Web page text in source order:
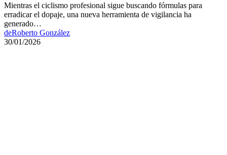
Mientras el ciclismo profesional sigue buscando fórmulas para
erradicar el dopaje, una nueva herramienta de vigilancia ha
generado…
deRoberto González
30/01/2026